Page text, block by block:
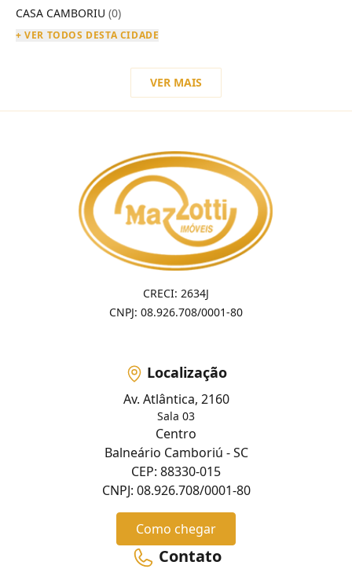
CASA CAMBORIU (0)
+ VER TODOS DESTA CIDADE
VER MAIS
CRECI: 2634J
CNPJ: 08.926.708/0001-80
Localização
Av. Atlântica, 2160
Sala 03
Centro
Balneário Camboriú - SC
CEP: 88330-015
CNPJ: 08.926.708/0001-80
Como chegar
Contato